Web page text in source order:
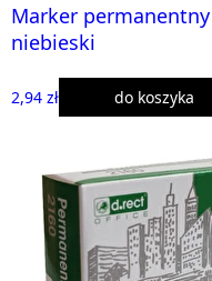
Marker
niebieski
2,94 zł do koszyka